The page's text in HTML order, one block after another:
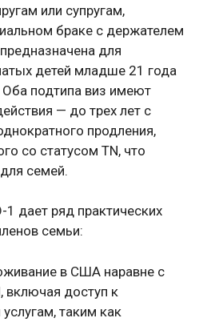
или супругам,
браке с держателем
для
детей младше 21 года
Оба подтипа виз имеют
— до трех лет с
продления,
со статусом TN, что
семей.
1 дает ряд практических
семьи:
в США наравне с
включая доступ к
таким как